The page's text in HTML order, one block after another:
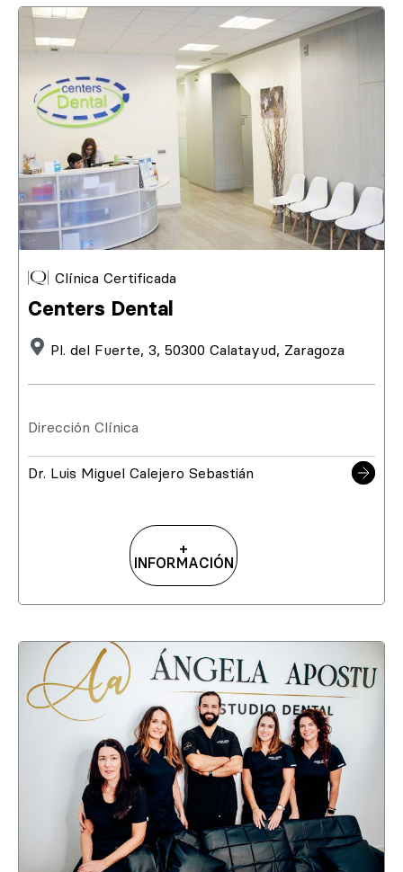
Clínica Certificada
Centers Dental
Pl. del Fuerte, 3, 50300 Calatayud, Zaragoza
Dirección Clínica
Dr. Luis Miguel Calejero Sebastián
+
INFORMACIÓN